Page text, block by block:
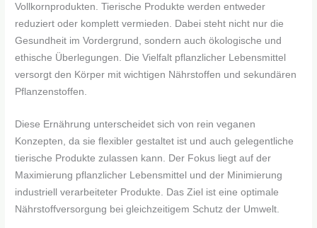
Vollkornprodukten. Tierische Produkte werden entweder
reduziert oder komplett vermieden. Dabei steht nicht nur die
Gesundheit im Vordergrund, sondern auch ökologische und
ethische Überlegungen. Die Vielfalt pflanzlicher Lebensmittel
versorgt den Körper mit wichtigen Nährstoffen und sekundären
Pflanzenstoffen.
Diese Ernährung unterscheidet sich von rein veganen
Konzepten, da sie flexibler gestaltet ist und auch gelegentliche
tierische Produkte zulassen kann. Der Fokus liegt auf der
Maximierung pflanzlicher Lebensmittel und der Minimierung
industriell verarbeiteter Produkte. Das Ziel ist eine optimale
Nährstoffversorgung bei gleichzeitigem Schutz der Umwelt.